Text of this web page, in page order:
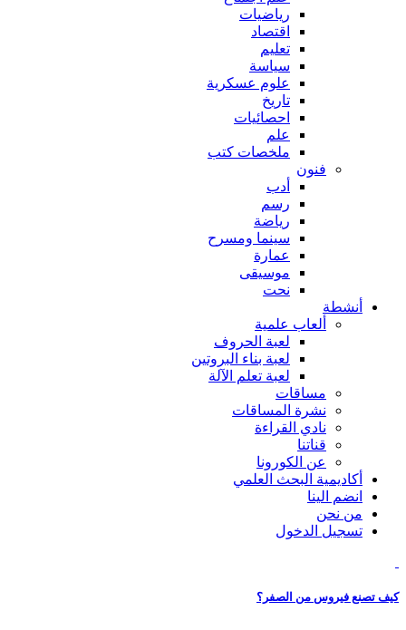
رياضيات
اقتصاد
تعليم
سياسة
علوم عسكرية
تاريخ
احصائيات
علم
ملخصات كتب
فنون
أدب
رسم
رياضة
سينما ومسرح
عمارة
موسيقى
نحت
أنشطة
ألعاب علمية
لعبة الحروف
لعبة بناء البروتين
لعبة تعلم الآلة
مساقات
نشرة المساقات
نادي القراءة
قناتنا
عن الكورونا
أكاديمية البحث العلمي
انضم الينا
من نحن
تسجيل الدخول
كيف تصنع فيروس من الصفر؟